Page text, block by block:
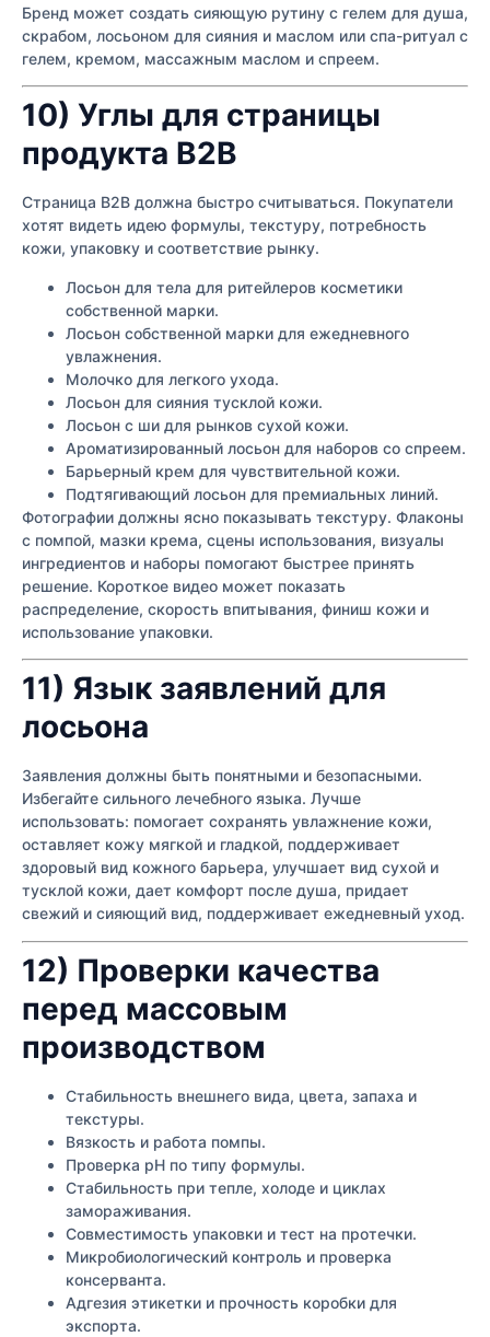
Бренд может создать сияющую рутину с гелем для душа,
скрабом, лосьоном для сияния и маслом или спа-ритуал с
гелем, кремом, массажным маслом и спреем.
10) Углы для страницы
продукта B2B
Страница B2B должна быстро считываться. Покупатели
хотят видеть идею формулы, текстуру, потребность
кожи, упаковку и соответствие рынку.
Лосьон для тела для ритейлеров косметики
собственной марки.
Лосьон собственной марки для ежедневного
увлажнения.
Молочко для легкого ухода.
Лосьон для сияния тусклой кожи.
Лосьон с ши для рынков сухой кожи.
Ароматизированный лосьон для наборов со спреем.
Барьерный крем для чувствительной кожи.
Подтягивающий лосьон для премиальных линий.
Фотографии должны ясно показывать текстуру. Флаконы
с помпой, мазки крема, сцены использования, визуалы
ингредиентов и наборы помогают быстрее принять
решение. Короткое видео может показать
распределение, скорость впитывания, финиш кожи и
использование упаковки.
11) Язык заявлений для
лосьона
Заявления должны быть понятными и безопасными.
Избегайте сильного лечебного языка. Лучше
использовать: помогает сохранять увлажнение кожи,
оставляет кожу мягкой и гладкой, поддерживает
здоровый вид кожного барьера, улучшает вид сухой и
тусклой кожи, дает комфорт после душа, придает
свежий и сияющий вид, поддерживает ежедневный уход.
12) Проверки качества
перед массовым
производством
Стабильность внешнего вида, цвета, запаха и
текстуры.
Вязкость и работа помпы.
Проверка pH по типу формулы.
Стабильность при тепле, холоде и циклах
замораживания.
Совместимость упаковки и тест на протечки.
Микробиологический контроль и проверка
консерванта.
Адгезия этикетки и прочность коробки для
экспорта.